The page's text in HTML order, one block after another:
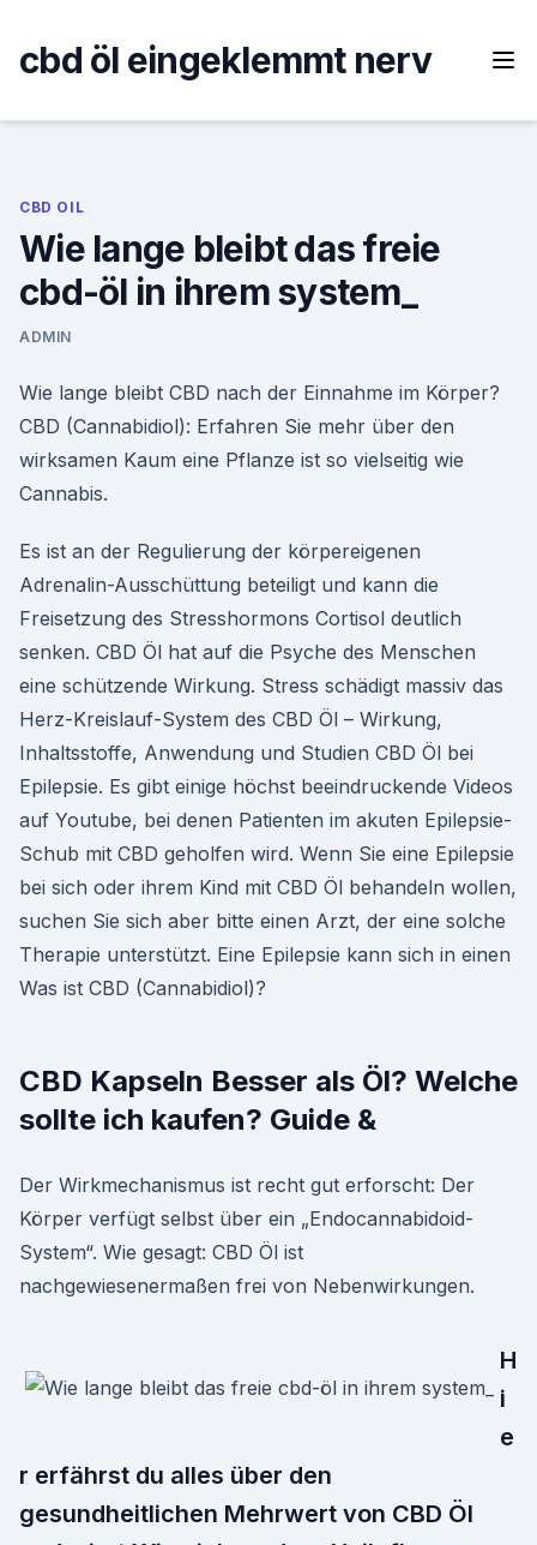
content
cbd öl eingeklemmt nerv
CBD OIL
Wie lange bleibt das freie
cbd-öl in ihrem system_
ADMIN
Wie lange bleibt CBD nach der Einnahme im Körper?
CBD (Cannabidiol): Erfahren Sie mehr über den
wirksamen Kaum eine Pflanze ist so vielseitig wie
Cannabis.
Es ist an der Regulierung der körpereigenen
Adrenalin-Ausschüttung beteiligt und kann die
Freisetzung des Stresshormons Cortisol deutlich
senken. CBD Öl hat auf die Psyche des Menschen
eine schützende Wirkung. Stress schädigt massiv das
Herz-Kreislauf-System des CBD Öl – Wirkung,
Inhaltsstoffe, Anwendung und Studien CBD Öl bei
Epilepsie. Es gibt einige höchst beeindruckende Videos
auf Youtube, bei denen Patienten im akuten Epilepsie-
Schub mit CBD geholfen wird. Wenn Sie eine Epilepsie
bei sich oder ihrem Kind mit CBD Öl behandeln wollen,
suchen Sie sich aber bitte einen Arzt, der eine solche
Therapie unterstützt. Eine Epilepsie kann sich in einen
Was ist CBD (Cannabidiol)?
CBD Kapseln Besser als Öl? Welche
sollte ich kaufen? Guide &
Der Wirkmechanismus ist recht gut erforscht: Der
Körper verfügt selbst über ein „Endocannabidoid-
System“. Wie gesagt: CBD Öl ist
nachgewiesenermaßen frei von Nebenwirkungen.
H
i
e
r erfährst du alles über den
gesundheitlichen Mehrwert von CBD Öl